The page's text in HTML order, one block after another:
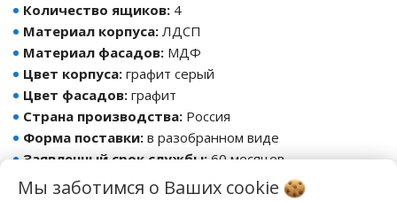
Количество ящиков: 4
Материал корпуса: ЛДСП
Материал фасадов: МДФ
Цвет корпуса: графит серый
Цвет фасадов: графит
Страна производства: Россия
Форма поставки: в разобранном виде
Заявленный срок службы:60 месяцев
Гарантия: 24 месяца
Мы заботимся о Ваших cookie